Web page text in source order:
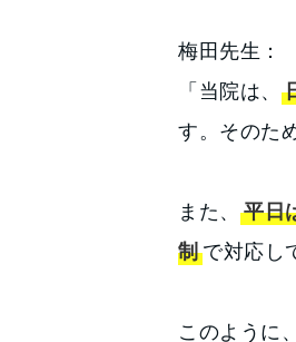
梅田先生：
「当院は、
す。そのた
また、 平日
制 で対応し
このように